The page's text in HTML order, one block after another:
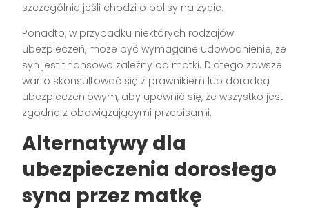
szczególnie jeśli chodzi o polisy na życie.
Ponadto, w przypadku niektórych rodzajów
ubezpieczeń, może być wymagane udowodnienie, że
syn jest finansowo zależny od matki. Dlatego zawsze
warto skonsultować się z prawnikiem lub doradcą
ubezpieczeniowym, aby upewnić się, że wszystko jest
zgodne z obowiązującymi przepisami.
Alternatywy dla
ubezpieczenia dorosłego
syna przez matkę